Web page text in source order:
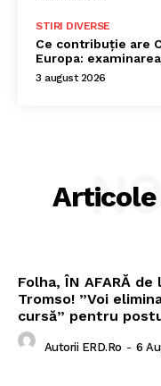
STIRI DIVERSE
Ce contribuție are
Europa:
3 august 2026
Folha, ÎN AFARĂ
Tromso! ”Voi
cursă” pentru
Autorii ERD.ro - 6